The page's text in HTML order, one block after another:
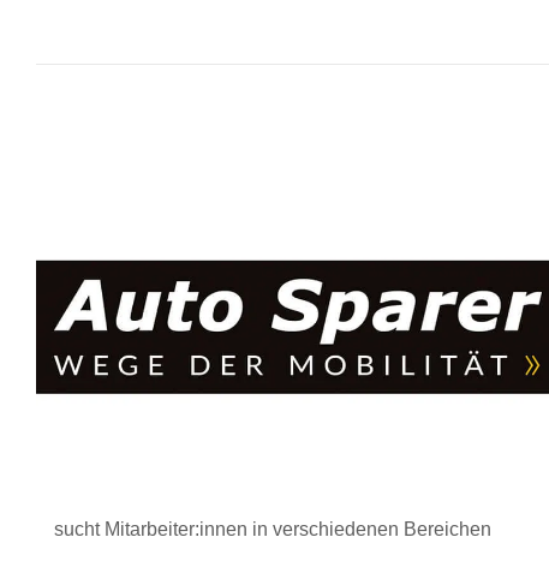
sucht Mitarbeiter:innen in verschiedenen Bereichen